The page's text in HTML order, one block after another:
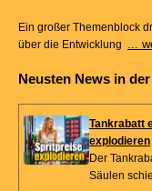
Ein großer Themenblock
über die Entwicklung ...
Neusten News in
Tankrabatt
explodieren
Der
Säulen